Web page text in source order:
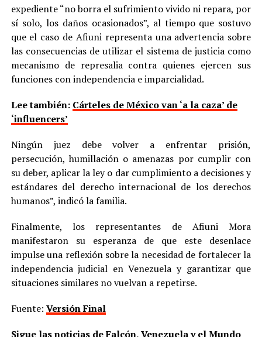
expediente “no borra el sufrimiento vivido ni repara, por
sí solo, los daños ocasionados”, al tiempo que sostuvo
que el caso de Afiuni representa una advertencia sobre
las consecuencias de utilizar el sistema de justicia como
mecanismo de represalia contra quienes ejercen sus
funciones con independencia e imparcialidad.
Lee también: Cárteles de México van ‘a la caza’ de
‘influencers’
Ningún juez debe volver a enfrentar prisión,
persecución, humillación o amenazas por cumplir con
su deber, aplicar la ley o dar cumplimiento a decisiones y
estándares del derecho internacional de los derechos
humanos”, indicó la familia.
Finalmente, los representantes de Afiuni Mora
manifestaron su esperanza de que este desenlace
impulse una reflexión sobre la necesidad de fortalecer la
independencia judicial en Venezuela y garantizar que
situaciones similares no vuelvan a repetirse.
Fuente: Versión Final
Sigue las noticias de Falcón, Venezuela y el Mundo